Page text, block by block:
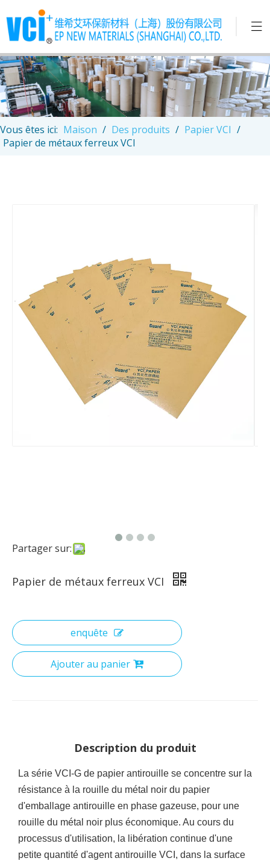
Vous êtes ici: Maison / Des produits / Papier VCI /
Papier de métaux ferreux VCI
Partager sur:
Papier de métaux ferreux VCI
enquête
Ajouter au panier
Description du produit
La série VCI-G de papier antirouille se concentre sur la
résistance à la rouille du métal noir du papier
d'emballage antirouille en phase gazeuse, pour une
rouille du métal noir plus économique. Au cours du
processus d'utilisation, la libération continue d'une
petite quantité d'agent antirouille VCI, dans la surface